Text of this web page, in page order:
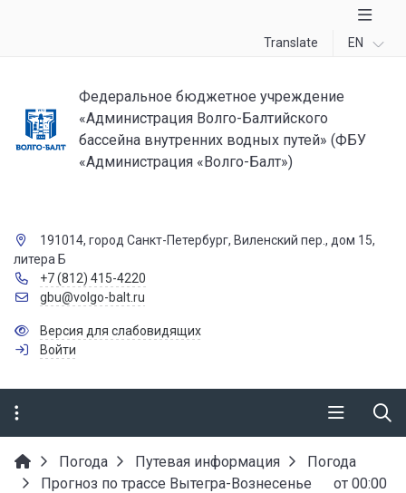
Translate EN
Федеральное бюджетное учреждение
«Администрация Волго-Балтийского
бассейна внутренних водных путей» (ФБУ
«Администрация «Волго-Балт»)
191014, город Санкт-Петербург, Виленский пер., дом 15,
литера Б
+7 (812) 415-4220
gbu@volgo-balt.ru
Версия для слабовидящих
Войти
Погода Путевая информация
Погода
Прогноз по трассе Вытегра-Вознесенье от 00:00